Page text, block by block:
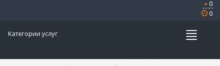
0
0
Категории услуг